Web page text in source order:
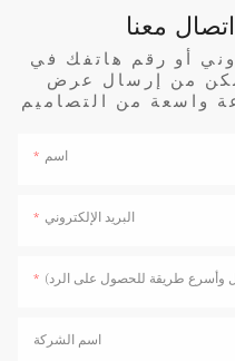
معنا
أو رقم هاتفك في
من إرسال عرض
اسم
البريد الإلكتروني
وأسرع طريقة للحصول على الرد)
اسم الشركة